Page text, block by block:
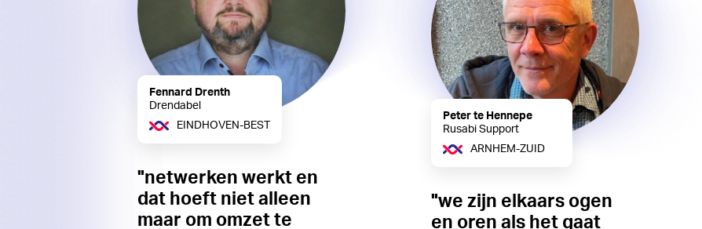
Fennard Drenth
Drendabel
EINDHOVEN-BEST
"netwerken werkt en
dat hoeft niet alleen
maar om omzet te
Peter te Hennepe
Rusabi Support
ARNHEM-ZUID
"we zijn elkaars ogen
en oren als het gaat